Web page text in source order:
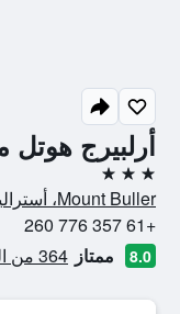
أرلبيرج هوتل
3 نجوم
Mount Buller، أستراليا
+61 357 776 260
8.0 ممتاز 364 من التقييمات تم التحقق منها